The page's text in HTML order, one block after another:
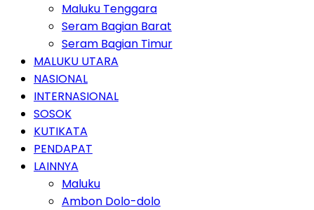
Maluku Tenggara
Seram Bagian Barat
Seram Bagian Timur
MALUKU UTARA
NASIONAL
INTERNASIONAL
SOSOK
KUTIKATA
PENDAPAT
LAINNYA
Maluku
Ambon Dolo-dolo